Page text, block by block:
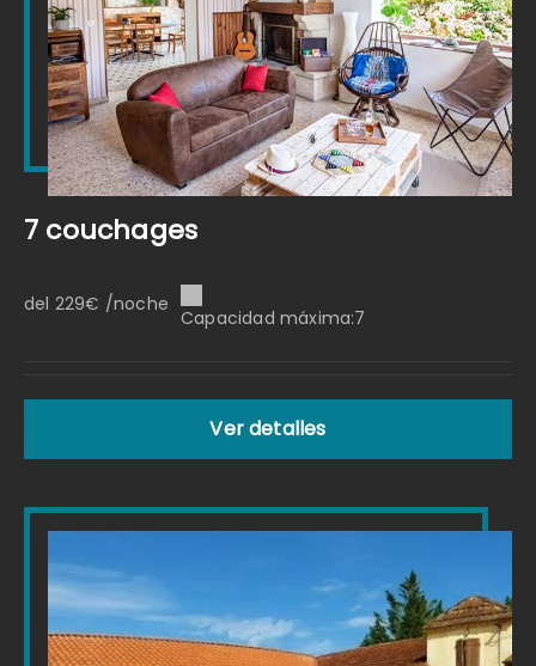
7 couchages
del 229€ /noche
Capacidad máxima:7
Ver detalles